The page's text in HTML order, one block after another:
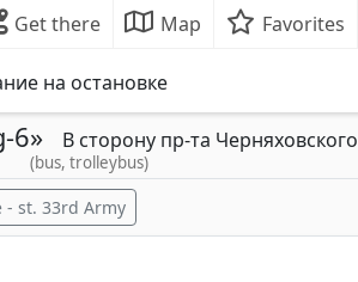
Get there Map Favorites
на остановке
6» В сторону пр-та Черняховского
(bus, trolleybus)
st. 33rd Army